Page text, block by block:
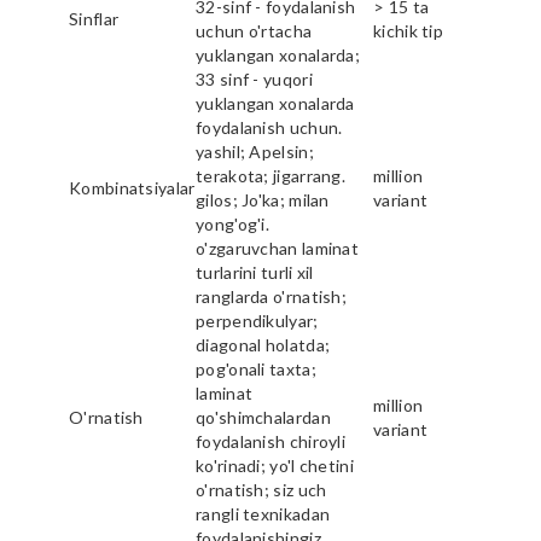
Sinflar
32-sinf - foydalanish
uchun o'rtacha
yuklangan xonalarda;
33 sinf - yuqori
yuklangan xonalarda
foydalanish uchun.
> 15 ta
kichik tip
Kombinatsiyalar
yashil; Apelsin;
terakota; jigarrang.
gilos; Jo'ka; milan
yong'og'i.
million
variant
O'rnatish
o'zgaruvchan laminat
turlarini turli xil
ranglarda o'rnatish;
perpendikulyar;
diagonal holatda;
pog'onali taxta;
laminat
qo'shimchalardan
foydalanish chiroyli
ko'rinadi; yo'l chetini
o'rnatish; siz uch
rangli texnikadan
million
variant